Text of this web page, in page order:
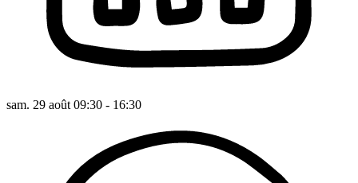
sam. 29 août 09:30 - 16:30